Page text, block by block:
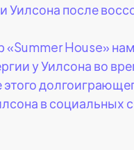
Уилсона после
House»
у Уилсона во
в социальных